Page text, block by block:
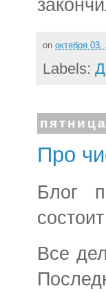
on октября 03,
Labels:
Про
Блог
Все